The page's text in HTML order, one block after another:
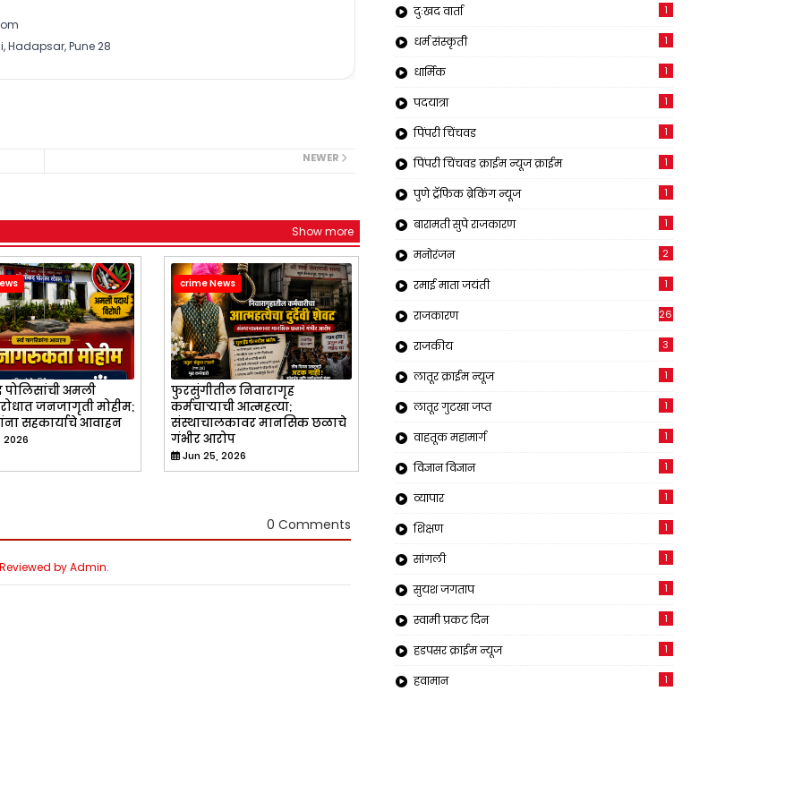
Pune 28
NEWER
Show more
अमली
जनजागृती मोहीम;
सहकार्याचे आवाहन
2026
crime News
फुरसुंगीतील निवारागृह
कर्मचाऱ्याची आत्महत्या;
संस्थाचालकावर मानसिक छळाचे
गंभीर आरोप
Jun 25, 2026
0 Comments
by Admin.
दुःखद वार्ता 1
धर्म संस्कृती 1
धार्मिक 1
पदयात्रा 1
पिंपरी चिंचवड 1
पिंपरी चिंचवड क्राईम न्यूज क्राईम 1
पुणे ट्रॅफिक ब्रेकिंग न्यूज 1
बारामती सुपे राजकारण 1
मनोरंजन 2
रमाई माता जयंती 1
राजकारण 26
राजकीय 3
लातूर क्राईम न्यूज 1
लातूर गुटखा जप्त 1
वाहतूक महामार्ग 1
विज्ञान विज्ञान 1
व्यापार 1
शिक्षण 1
सांगली 1
सुयश जगताप 1
स्वामी प्रकट दिन 1
हडपसर क्राईम न्यूज 1
हवामान 1